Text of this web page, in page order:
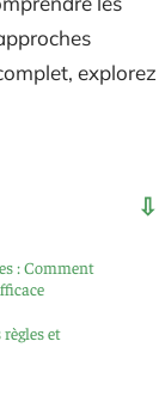
explorez
: Comment
et